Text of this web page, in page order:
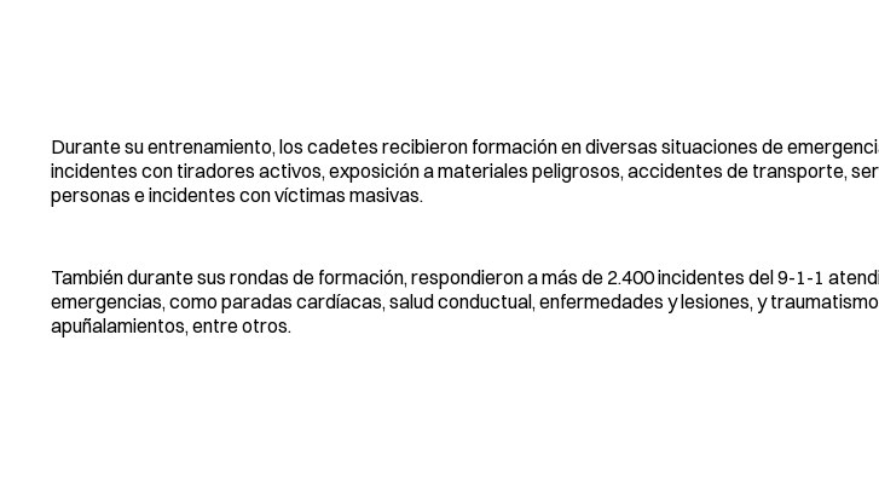
Durante su entrenamiento, los cadetes recibieron formación en diversas situaciones de
incidentes con tiradores activos, exposición a materiales peligrosos, accidentes de transporte,
personas e incidentes con víctimas masivas.
También durante sus rondas de formación, respondieron a más de 2.400 incidentes del 9-1-1
emergencias, como paradas cardíacas, salud conductual, enfermedades y lesiones, y
apuñalamientos, entre otros.